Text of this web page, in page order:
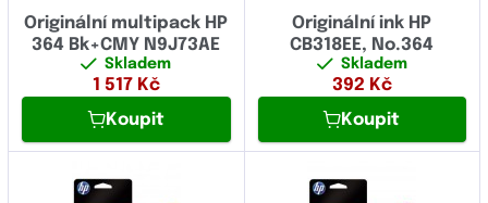
Originální multipack HP
364 Bk+CMY N9J73AE
Skladem
1 517 Kč
Koupit
Originální ink HP
CB318EE, No.364
Skladem
392 Kč
Koupit